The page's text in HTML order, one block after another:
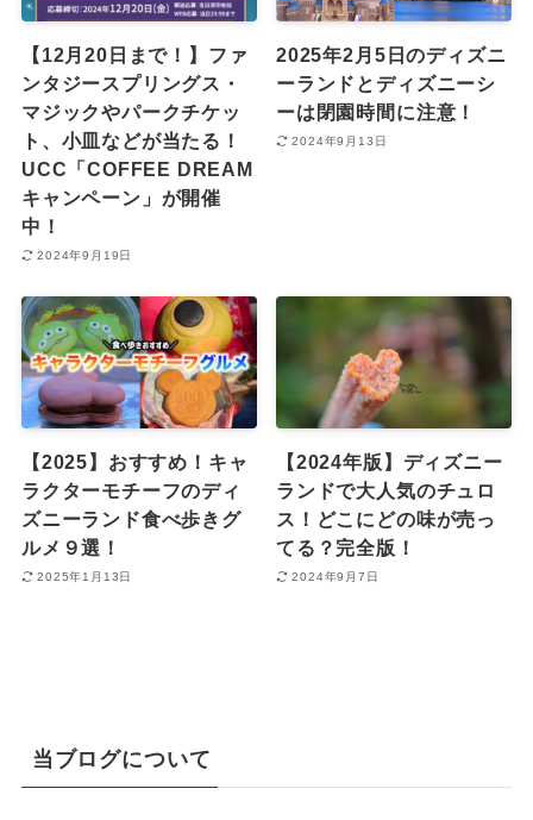
【12月20日まで！】ファ
ンタジースプリングス・
マジックやパークチケッ
ト、小皿などが当たる！
UCC「COFFEE DREAM
キャンペーン」が開催
中！
2024年9月19日
2025年2月5日のディズニ
ーランドとディズニーシ
ーは閉園時間に注意！
2024年9月13日
【2025】おすすめ！キャ
ラクターモチーフのディ
ズニーランド食べ歩きグ
ルメ９選！
2025年1月13日
【2024年版】ディズニー
ランドで大人気のチュロ
ス！どこにどの味が売っ
てる？完全版！
2024年9月7日
当ブログについて